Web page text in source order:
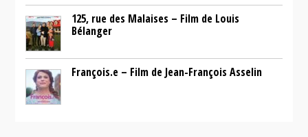
125, rue des Malaises – Film de Louis
Bélanger
François.e – Film de Jean-François Asselin